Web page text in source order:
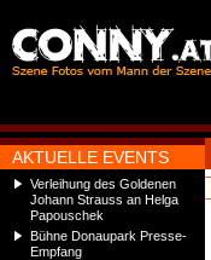
AKTUELLE EVENTS
Verleihung des Goldenen
Johann Strauss an Helga
Papouschek
Bühne Donaupark Presse-
Empfang